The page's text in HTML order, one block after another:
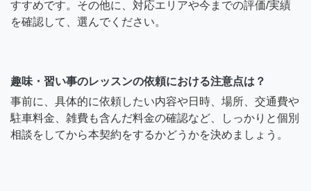
すすめです。その他に、対応エリアや今までの評価/実績
を確認して、選んでください。
趣味・習い事のレッスンの依頼における注意点は？
事前に、具体的に依頼したい内容や日時、場所、交通費や
駐車料金、雑費も含んだ料金の確認など、しっかりと個別
相談をしてから本契約をするかどうかを決めましょう。